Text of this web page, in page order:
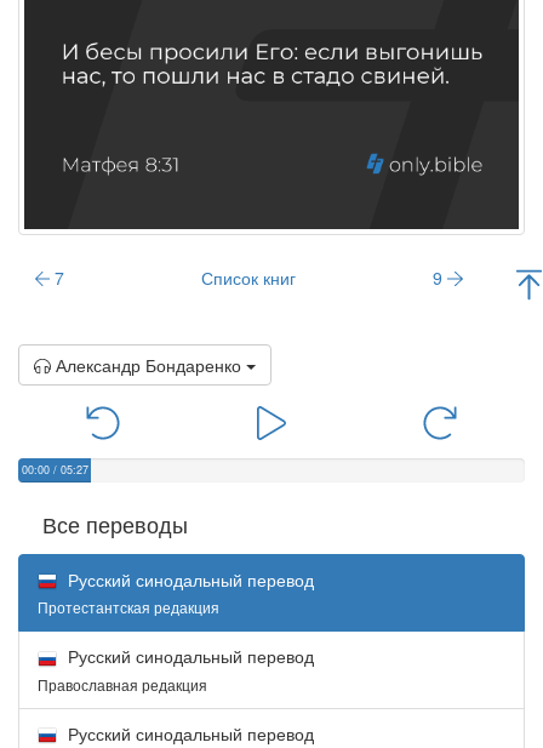
7 Список книг 9
Александр Бондаренко
00:00 / 05:27
Все переводы
Русский синодальный перевод
Протестантская редакция
Русский синодальный перевод
Православная редакция
Русский синодальный перевод